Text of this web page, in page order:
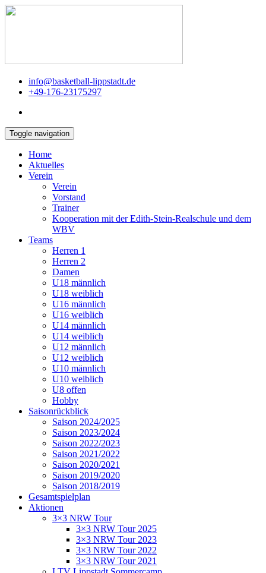
info@basketball-lippstadt.de
+49-176-23175297
Toggle navigation
Home
Aktuelles
Verein
Verein
Vorstand
Trainer
Kooperation mit der Edith-Stein-Realschule und dem
WBV
Teams
Herren 1
Herren 2
Damen
U18 männlich
U18 weiblich
U16 männlich
U16 weiblich
U14 männlich
U14 weiblich
U12 männlich
U12 weiblich
U10 männlich
U10 weiblich
U8 offen
Hobby
Saisonrückblick
Saison 2024/2025
Saison 2023/2024
Saison 2022/2023
Saison 2021/2022
Saison 2020/2021
Saison 2019/2020
Saison 2018/2019
Gesamtspielplan
Aktionen
3×3 NRW Tour
3×3 NRW Tour 2025
3×3 NRW Tour 2023
3×3 NRW Tour 2022
3×3 NRW Tour 2021